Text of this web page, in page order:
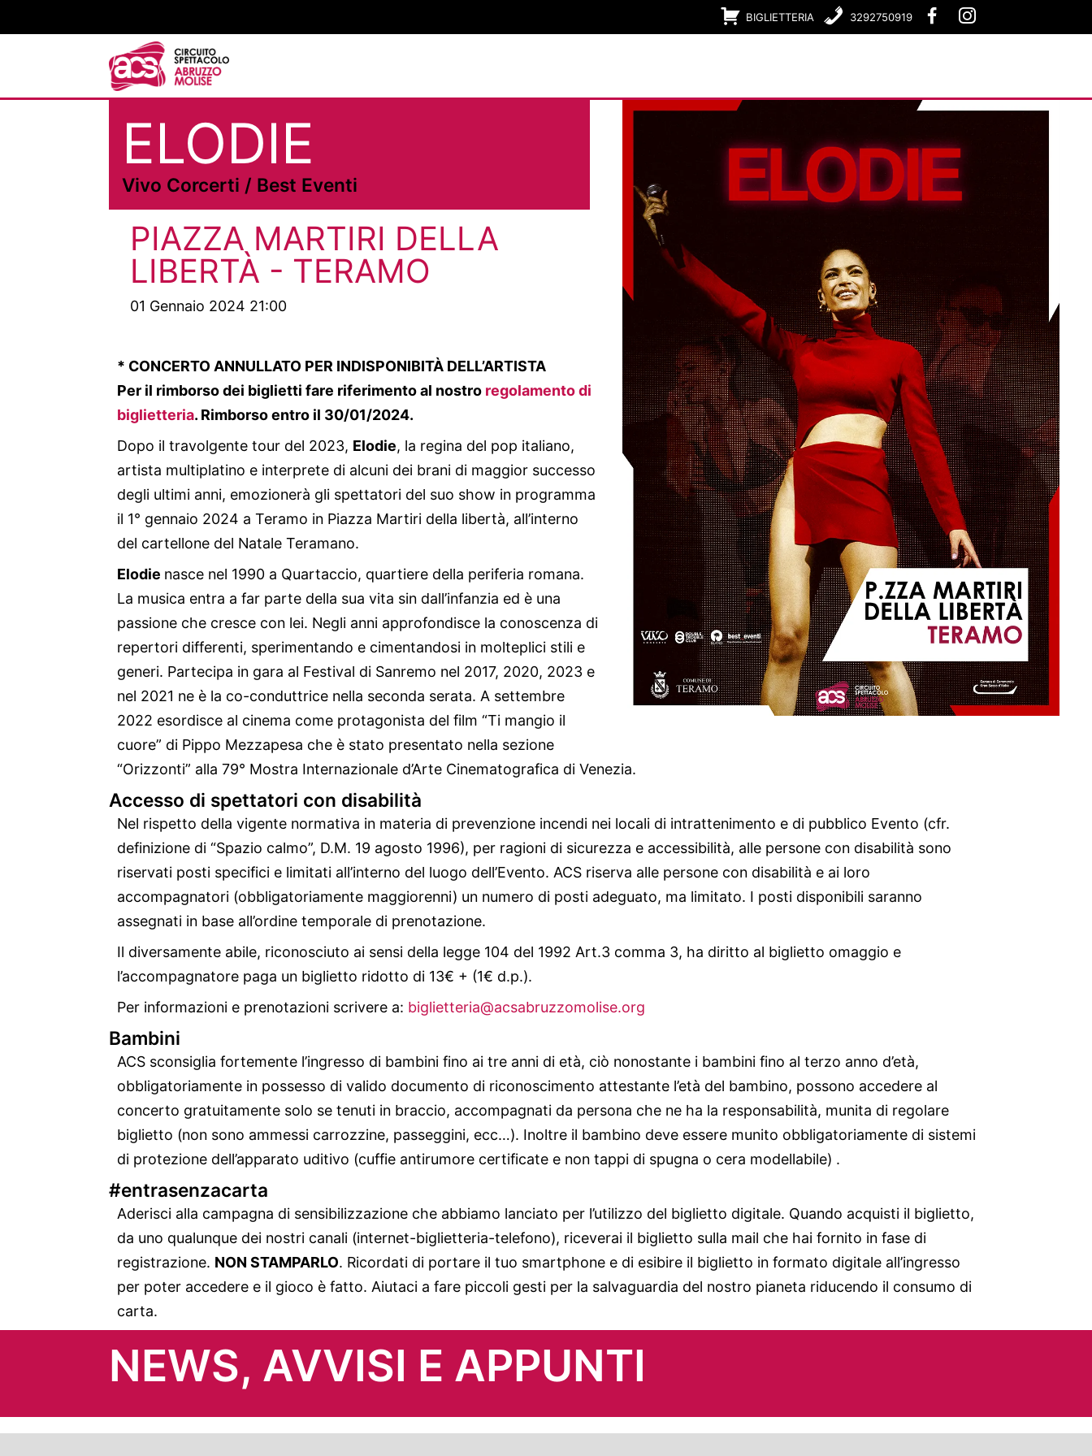
al
BIGLIETTERIA 3292750919
ELODIE
Vivo Corcerti / Best Eventi
PIAZZA MARTIRI DELLA
LIBERTÀ - TERAMO
01 Gennaio 2024 21:00
* CONCERTO ANNULLATO PER INDISPONIBITÀ DELL’ARTISTA
Per il rimborso dei biglietti fare riferimento al nostro regolamento di
biglietteria. Rimborso entro il 30/01/2024.
Dopo il travolgente tour del 2023, Elodie, la regina del pop italiano,
artista multiplatino e interprete di alcuni dei brani di maggior successo
degli ultimi anni, emozionerà gli spettatori del suo show in programma
il 1° gennaio 2024 a Teramo in Piazza Martiri della libertà, all’interno
del cartellone del Natale Teramano.
Elodie nasce nel 1990 a Quartaccio, quartiere della periferia romana.
La musica entra a far parte della sua vita sin dall’infanzia ed è una
passione che cresce con lei. Negli anni approfondisce la conoscenza di
repertori differenti, sperimentando e cimentandosi in molteplici stili e
generi. Partecipa in gara al Festival di Sanremo nel 2017, 2020, 2023 e
nel 2021 ne è la co-conduttrice nella seconda serata. A settembre
2022 esordisce al cinema come protagonista del film “Ti mangio il
cuore” di Pippo Mezzapesa che è stato presentato nella sezione
“Orizzonti” alla 79° Mostra Internazionale d’Arte Cinematografica di Venezia.
Accesso di spettatori con disabilità
Nel rispetto della vigente normativa in materia di prevenzione incendi nei locali di intrattenimento e di pubblico Evento (cfr.
definizione di “Spazio calmo”, D.M. 19 agosto 1996), per ragioni di sicurezza e accessibilità, alle persone con disabilità sono
riservati posti specifici e limitati all’interno del luogo dell’Evento. ACS riserva alle persone con disabilità e ai loro
accompagnatori (obbligatoriamente maggiorenni) un numero di posti adeguato, ma limitato. I posti disponibili saranno
assegnati in base all’ordine temporale di prenotazione.
Il diversamente abile, riconosciuto ai sensi della legge 104 del 1992 Art.3 comma 3, ha diritto al biglietto omaggio e
l’accompagnatore paga un biglietto ridotto di 13€ + (1€ d.p.).
Per informazioni e prenotazioni scrivere a: biglietteria@acsabruzzomolise.org
Bambini
ACS sconsiglia fortemente l’ingresso di bambini fino ai tre anni di età, ciò nonostante i bambini fino al terzo anno d’età,
obbligatoriamente in possesso di valido documento di riconoscimento attestante l’età del bambino, possono accedere al
concerto gratuitamente solo se tenuti in braccio, accompagnati da persona che ne ha la responsabilità, munita di regolare
biglietto (non sono ammessi carrozzine, passeggini, ecc…). Inoltre il bambino deve essere munito obbligatoriamente di sistemi
di protezione dell’apparato uditivo (cuffie antirumore certificate e non tappi di spugna o cera modellabile) .
#entrasenzacarta
Aderisci alla campagna di sensibilizzazione che abbiamo lanciato per l’utilizzo del biglietto digitale. Quando acquisti il biglietto,
da uno qualunque dei nostri canali (internet-biglietteria-telefono), riceverai il biglietto sulla mail che hai fornito in fase di
registrazione. NON STAMPARLO. Ricordati di portare il tuo smartphone e di esibire il biglietto in formato digitale all’ingresso
per poter accedere e il gioco è fatto. Aiutaci a fare piccoli gesti per la salvaguardia del nostro pianeta riducendo il consumo di
carta.
NEWS, AVVISI E APPUNTI